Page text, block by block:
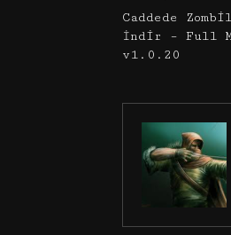
Caddede
İndir – Full
v1.0.20